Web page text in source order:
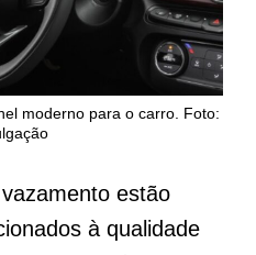
moderno para o carro. Foto:
estão
à qualidade